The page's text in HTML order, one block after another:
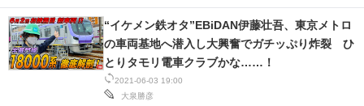
2021-06-03 19:00
大泉勝彦
“イケメン鉄オタ”EBiDAN伊藤壮吾、東京メトロ
の車両基地へ潜入し大興奮でガチッぷり炸裂 ひ
とりタモリ電車クラブかな……！